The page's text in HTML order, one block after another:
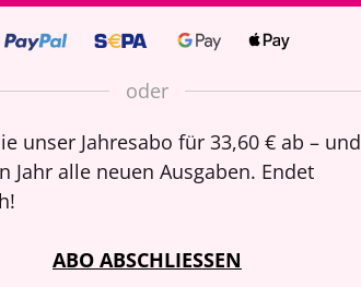
oder
unser Jahresabo für 33,60 € ab – und
Jahr alle neuen Ausgaben. Endet
ABO ABSCHLIESSEN